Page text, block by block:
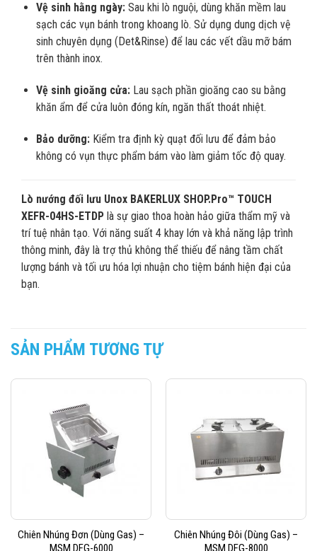
Vệ sinh hằng ngày:Sau khi lò nguội, dùng khăn mềm lau
sạch các vụn bánh trong khoang lò. Sử dụng dung dịch vệ
sinh chuyên dụng (Det&Rinse) để lau các vết dầu mỡ bám
trên thành inox.
Vệ sinh gioăng cửa:Lau sạch phần gioăng cao su bằng
khăn ẩm để cửa luôn đóng kín, ngăn thất thoát nhiệt.
Bảo dưỡng:Kiểm tra định kỳ quạt đối lưu để đảm bảo
không có vụn thực phẩm bám vào làm giảm tốc độ quay.
Lò nướng đối lưu Unox BAKERLUX SHOP.Pro™ TOUCH
XEFR-04HS-ETDP là sự giao thoa hoàn hảo giữa thẩm mỹ và
trí tuệ nhân tạo. Với năng suất 4 khay lớn và khả năng lập trình
thông minh, đây là trợ thủ không thể thiếu để nâng tầm chất
lượng bánh và tối ưu hóa lợi nhuận cho tiệm bánh hiện đại của
bạn.
SẢN PHẨM TƯƠNG TỰ
Chiên Nhúng Đơn (Dùng Gas) –
MSM DFG-6000
Chiên Nhúng Đôi (Dùng Gas) –
MSM DFG-8000